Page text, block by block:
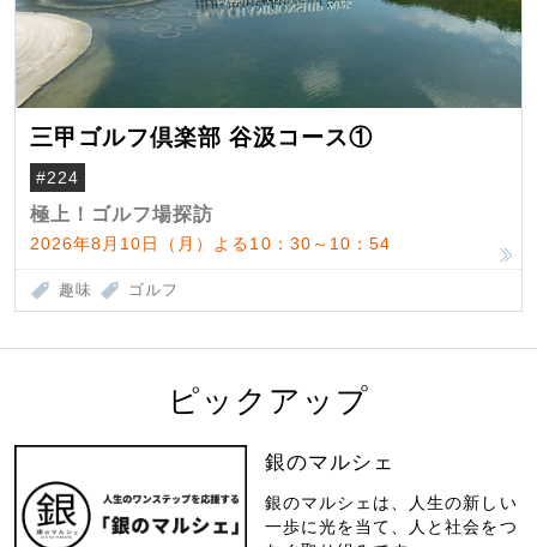
三甲ゴルフ倶楽部 谷汲コース①
#224
極上！ゴルフ場探訪
2026年8月10日（月）よる10：30～10：54
趣味 ゴルフ
ピックアップ
銀のマルシェ
銀のマルシェは、人生の新しい
一歩に光を当て、人と社会をつ